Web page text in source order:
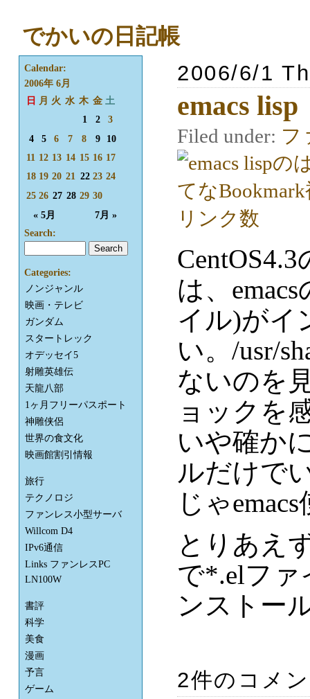
でかいの日記帳
2006/6/1
emacs lisp
Filed under: フ
は、
イル)がイ
い。/usr/
ないのを
ョックを
いや確か
ルだけで
じゃ
とりあえ
で*.elファ
ンストー
2件のコメ
Calendar:
2006年 6月
日
月 火 水 木 金 土
« 5月 7月 »
1 2
3
4
5 6 7 8 9
10
11 12 13 14 15 16 17
18 19 20 21 22 23 24
25 26 27 28 29 30
Search:
Categories:
ノンジャンル
映画・テレビ
ガンダム
スタートレック
オデッセイ5
射雕英雄伝
天龍八部
1ヶ月フリーパスポート
神雕侠侶
世界の食文化
映画館割引情報
旅行
テクノロジ
ファンレス小型サーバ
Willcom D4
IPv6通信
Links ファンレスPC
LN100W
書評
科学
美食
漫画
予言
ゲーム